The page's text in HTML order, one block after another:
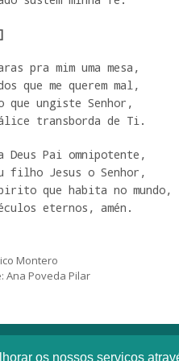
os nossos serviços
pra mim uma mesa,
que me querem mal,
que ungiste Senhor,
transborda de Ti.
Deus Pai omnipotente,
filho Jesus o Senhor,
que habita no mundo,
eternos, amén.
Montero
Ana Poveda Pilar